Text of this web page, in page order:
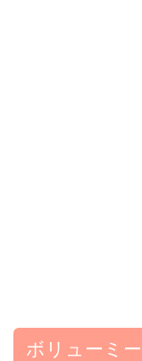
ボリューミ